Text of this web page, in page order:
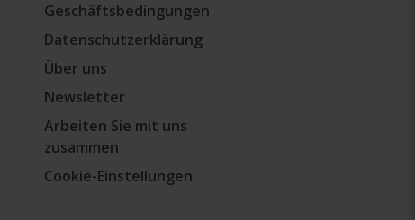
Geschäftsbedingungen
Datenschutzerklärung
Über uns
Newsletter
Arbeiten Sie mit uns
zusammen
Cookie-Einstellungen